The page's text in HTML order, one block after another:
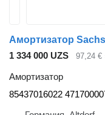
Амортизатор
1 334 000 UZS
97,24 €
Амортизатор
85437016022